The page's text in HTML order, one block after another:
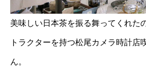
美味しい日本茶を振る舞ってくれた
トラクターを持つ松尾カメラ時計店
ん。